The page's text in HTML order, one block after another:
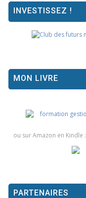
INVESTISSEZ !
MON LIVRE
ou sur Amazon en Kindle :
PARTENAIRES